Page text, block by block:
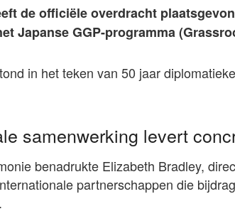
de officiële overdracht
Japanse GGP-programma
in het teken van 50 jaar
samenwerking levert
benadrukte Elizabeth Bradley,
partnerschappen die